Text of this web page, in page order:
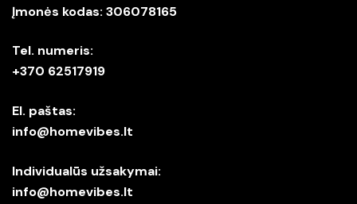
Įmonės kodas: 306078165
Tel. numeris:
+370 62517919
El. paštas:
info@homevibes.lt
Individualūs užsakymai:
info@homevibes.lt